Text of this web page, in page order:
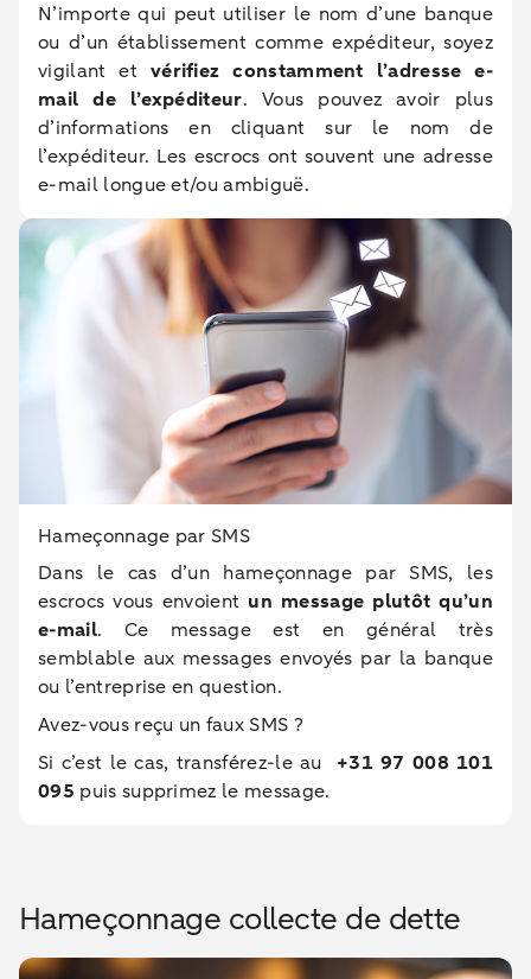
N’importe qui peut utiliser le nom d’une banque
ou d’un établissement comme expéditeur, soyez
vigilant et vérifiez constamment l’adresse e-
mail de l’expéditeur. Vous pouvez avoir plus
d’informations en cliquant sur le nom de
l’expéditeur. Les escrocs ont souvent une adresse
e-mail longue et/ou ambiguë.
Hameçonnage par SMS
Dans le cas d’un hameçonnage par SMS, les
escrocs vous envoient un message plutôt qu’un
e-mail. Ce message est en général très
semblable aux messages envoyés par la banque
ou l’entreprise en question.
Avez-vous reçu un faux SMS ?
Si c’est le cas, transférez-le au +31 97 008 101
095 puis supprimez le message.
Hameçonnage collecte de dette